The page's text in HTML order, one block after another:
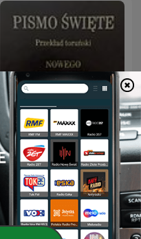
Pismo Święte - Przekład
Toruński